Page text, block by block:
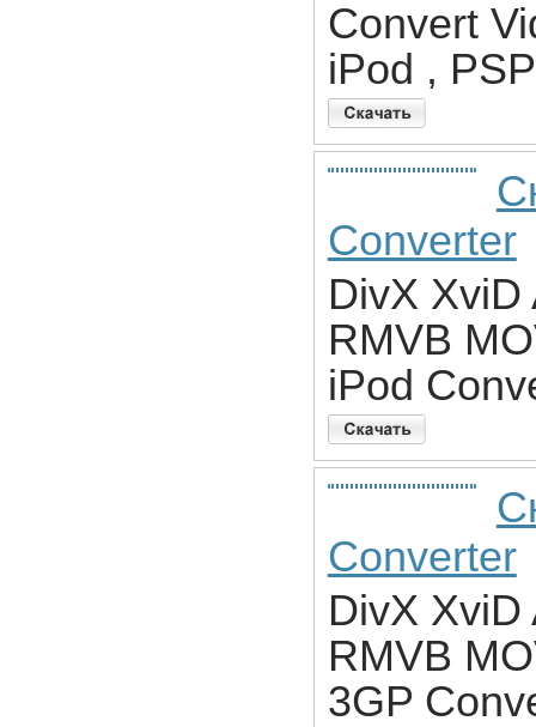
Convert
iPod ,
Converter
DivX XviD
RMVB
iPod
Converter
DivX XviD
RMVB
3GP